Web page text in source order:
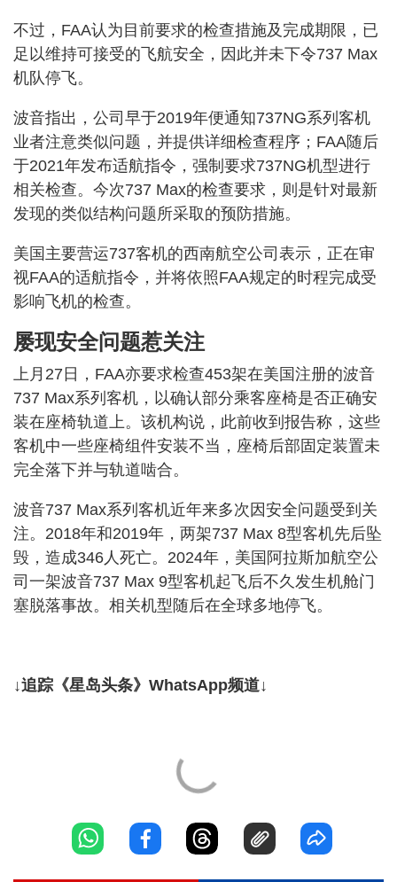
不过，FAA认为目前要求的检查措施及完成期限，已
足以维持可接受的飞航安全，因此并未下令737 Max
机队停飞。
波音指出，公司早于2019年便通知737NG系列客机
业者注意类似问题，并提供详细检查程序；FAA随后
于2021年发布适航指令，强制要求737NG机型进行
相关检查。今次737 Max的检查要求，则是针对最新
发现的类似结构问题所采取的预防措施。
美国主要营运737客机的西南航空公司表示，正在审
视FAA的适航指令，并将依照FAA规定的时程完成受
影响飞机的检查。
屡现安全问题惹关注
上月27日，FAA亦要求检查453架在美国注册的波音
737 Max系列客机，以确认部分乘客座椅是否正确安
装在座椅轨道上。该机构说，此前收到报告称，这些
客机中一些座椅组件安装不当，座椅后部固定装置未
完全落下并与轨道啮合。
波音737 Max系列客机近年来多次因安全问题受到关
注。2018年和2019年，两架737 Max 8型客机先后坠
毁，造成346人死亡。2024年，美国阿拉斯加航空公
司一架波音737 Max 9型客机起飞后不久发生机舱门
塞脱落事故。相关机型随后在全球多地停飞。
↓追踪《星岛头条》WhatsApp频道↓